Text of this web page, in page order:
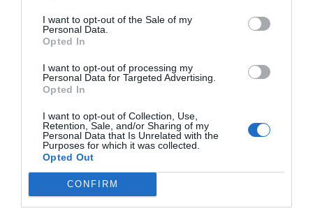
I want to opt-out of the Sale of my
Personal Data.
Opted In
I want to opt-out of processing my
Personal Data for Targeted Advertising.
Opted In
I want to opt-out of Collection, Use,
Retention, Sale, and/or Sharing of my
Personal Data that Is Unrelated with the
Purposes for which it was collected.
Opted Out
CONFIRM
Η αλήθεια για τον Ετιέν Καμαρά